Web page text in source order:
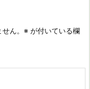
ん。 ※ が付いている欄